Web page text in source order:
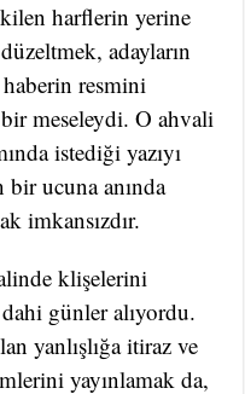
harflerin yerine
adayların
resmini
bir meseleydi. O ahvali
istediği yazıyı
bir ucuna anında
imkansızdır.
klişelerini
günler alıyordu.
yanlışlığa itiraz ve
yayınlamak da,